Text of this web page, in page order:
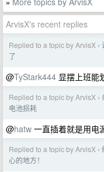
»
ArvisX's recent replies
Replied to a topic by ArvisX ›
了
@TyStark444 显摆上班能
Replied to a topic by ArvisX ›
电池损耗
@hatw 一直插着就是用电
Replied to a topic by ArvisX ›
心的地方！